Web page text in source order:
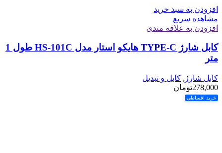
افزودن به سبد خرید
مشاهده سریع
افزودن به علاقه مندی
کابل شارژ TYPE-C هایکو استار مدل HS-101C طول 1
متر
کابل شارژ , کابل و تبدیل
278,000تومان
خرید اقساطی